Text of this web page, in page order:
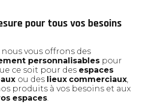
pour tous vos besoins
nous vous offrons des
personnalisables pour
ce soit pour des espaces
ou des lieux commerciaux,
produits à vos besoins et aux
espaces.